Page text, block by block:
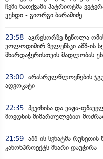
ჩემი ნათქვამი პატრიოტმა
ვუხდი - გიორგი ბარამიძე
23:58 აგრესორზე ზეწოლა
ვოლოდიმირ ზელენსკი აშშ-ის
მხარდაჭერისთვის მადლობას
23:00 არასრულწლოვნების
ადვოკატი
22:35 პეკინისა და ვაჟა-
მოედნის მიმართულებით
21:59 აშშ-ის სენატმა რუსეთის
კანონპროექტს მხარი დაუჭირა